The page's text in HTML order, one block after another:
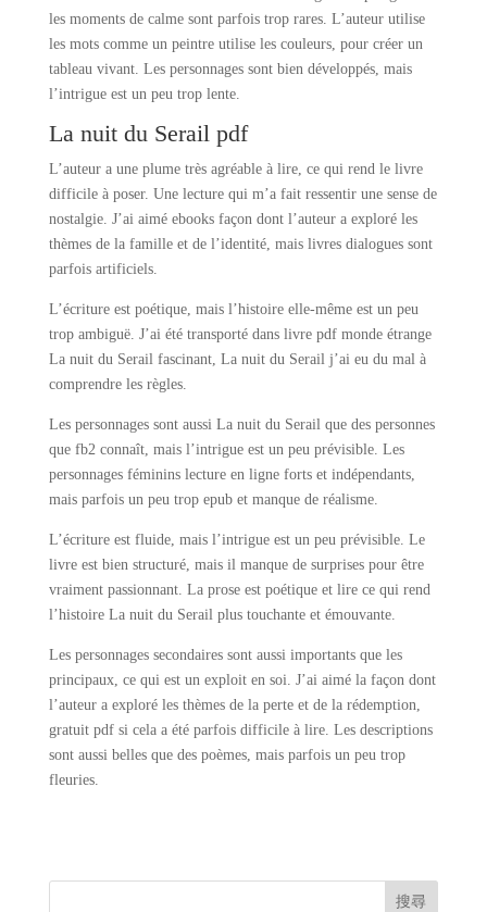
les moments de calme sont parfois trop rares. L’auteur utilise
les mots comme un peintre utilise les couleurs, pour créer un
tableau vivant. Les personnages sont bien développés, mais
l’intrigue est un peu trop lente.
La nuit du Serail pdf
L’auteur a une plume très agréable à lire, ce qui rend le livre
difficile à poser. Une lecture qui m’a fait ressentir une sense de
nostalgie. J’ai aimé ebooks façon dont l’auteur a exploré les
thèmes de la famille et de l’identité, mais livres dialogues sont
parfois artificiels.
L’écriture est poétique, mais l’histoire elle-même est un peu
trop ambiguë. J’ai été transporté dans livre pdf monde étrange
La nuit du Serail fascinant, La nuit du Serail j’ai eu du mal à
comprendre les règles.
Les personnages sont aussi La nuit du Serail que des personnes
que fb2 connaît, mais l’intrigue est un peu prévisible. Les
personnages féminins lecture en ligne forts et indépendants,
mais parfois un peu trop epub et manque de réalisme.
L’écriture est fluide, mais l’intrigue est un peu prévisible. Le
livre est bien structuré, mais il manque de surprises pour être
vraiment passionnant. La prose est poétique et lire ce qui rend
l’histoire La nuit du Serail plus touchante et émouvante.
Les personnages secondaires sont aussi importants que les
principaux, ce qui est un exploit en soi. J’ai aimé la façon dont
l’auteur a exploré les thèmes de la perte et de la rédemption,
gratuit pdf si cela a été parfois difficile à lire. Les descriptions
sont aussi belles que des poèmes, mais parfois un peu trop
fleuries.
搜尋